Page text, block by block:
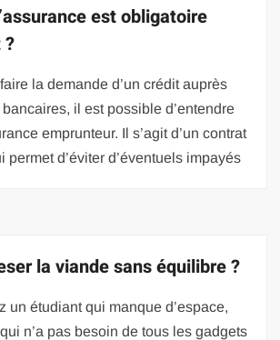
est obligatoire
?
la demande d’un crédit auprès
il est possible d’entendre
emprunteur. Il s’agit d’un contrat
permet d’éviter d’éventuels impayés
la viande sans équilibre ?
un étudiant qui manque d’espace,
n’a pas besoin de tous les gadgets